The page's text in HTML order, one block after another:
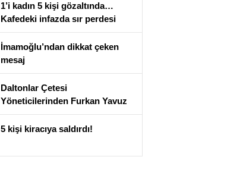
1’i kadın 5 kişi gözaltında…
Kafedeki infazda sır perdesi
aralandı!
İmamoğlu’ndan dikkat çeken
mesaj
Daltonlar Çetesi
Yöneticilerinden Furkan Yavuz
Belçika’da Silahlı Saldırıda Öldü
5 kişi kiracıya saldırdı!